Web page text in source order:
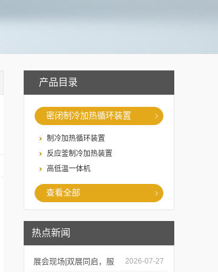
产品目录
密闭制冷加热循环装置
制冷加热循环装置
反应釜制冷加热装置
高低温一体机
查看全部
热点新闻
展会现场|双展同启，服 2026-07-27